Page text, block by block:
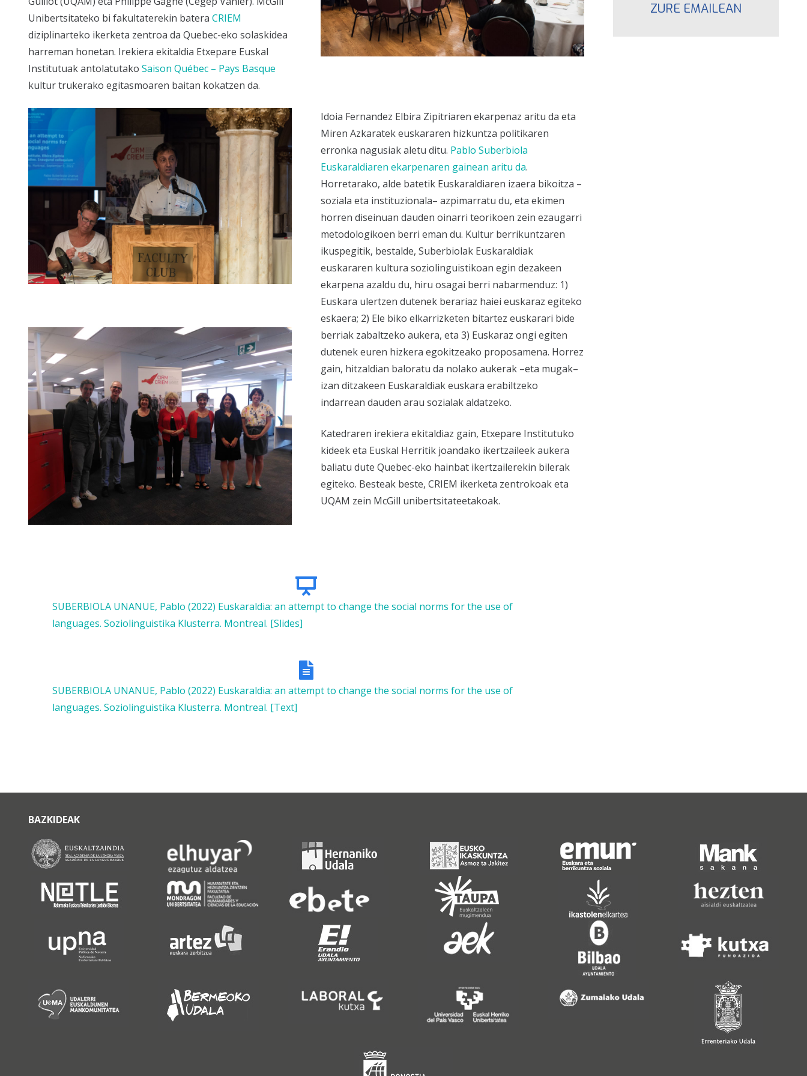
Unibertsitateko bi fakultaterekin batera CRIEM
diziplinarteko ikerketa zentroa da Quebec-eko solaskidea
harreman honetan. Irekiera ekitaldia Etxepare Euskal
Institutuak antolatutako Saison Québec – Pays Basque
kultur trukerako egitasmoaren baitan kokatzen da.
Idoia Fernandez Elbira Zipitriaren ekarpenaz aritu da eta
Miren Azkaratek euskararen hizkuntza politikaren
erronka nagusiak aletu ditu. Pablo Suberbiola
Euskaraldiaren ekarpenaren gainean aritu da.
Horretarako, alde batetik Euskaraldiaren izaera bikoitza –
soziala eta instituzionala– azpimarratu du, eta ekimen
horren diseinuan dauden oinarri teorikoen zein ezaugarri
metodologikoen berri eman du. Kultur berrikuntzaren
ikuspegitik, bestalde, Suberbiolak Euskaraldiak
euskararen kultura soziolinguistikoan egin dezakeen
ekarpena azaldu du, hiru osagai berri nabarmenduz: 1)
Euskara ulertzen dutenek berariaz haiei euskaraz egiteko
eskaera; 2) Ele biko elkarrizketen bitartez euskarari bide
berriak zabaltzeko aukera, eta 3) Euskaraz ongi egiten
dutenek euren hizkera egokitzeako proposamena. Horrez
gain, hitzaldian baloratu da nolako aukerak –eta mugak–
izan ditzakeen Euskaraldiak euskara erabiltzeko
indarrean dauden arau sozialak aldatzeko.
Katedraren irekiera ekitaldiaz gain, Etxepare Institutuko
kideek eta Euskal Herritik joandako ikertzaileek aukera
baliatu dute Quebec-eko hainbat ikertzailerekin bilerak
egiteko. Besteak beste, CRIEM ikerketa zentrokoak eta
UQAM zein McGill unibertsitateetakoak.
SUBERBIOLA UNANUE, Pablo (2022) Euskaraldia: an attempt to change the social norms for the use of
languages. Soziolinguistika Klusterra. Montreal. [Slides]
SUBERBIOLA UNANUE, Pablo (2022) Euskaraldia: an attempt to change the social norms for the use of
languages. Soziolinguistika Klusterra. Montreal. [Text]
ZURE EMAILEAN
BAZKIDEAK